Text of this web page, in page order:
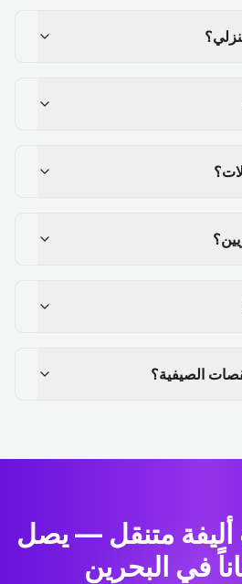
الصيفية؟
أليفة متنقل — يصل
في البحرين